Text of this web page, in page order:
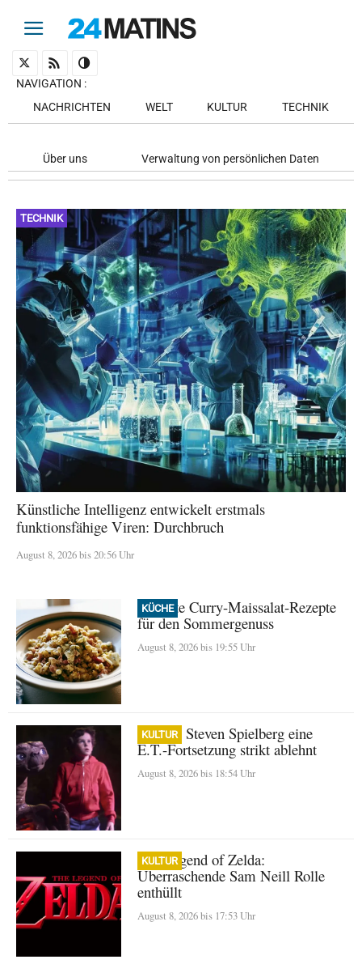
NAVIGATION :
NACHRICHTEN
WELT KULTUR TECHNIK
Über uns Verwaltung von persönlichen Daten
TECHNIK
Künstliche Intelligenz entwickelt erstmals
funktionsfähige Viren: Durchbruch
August 8, 2026 bis 20:56 Uhr
KÜCHE
Perfekte Curry-Maissalat-Rezepte
für den Sommergenuss
August 8, 2026 bis 19:55 Uhr
KULTUR
Warum Steven Spielberg eine
E.T.-Fortsetzung strikt ablehnt
August 8, 2026 bis 18:54 Uhr
KULTUR
The Legend of Zelda:
Überraschende Sam Neill Rolle
enthüllt
August 8, 2026 bis 17:53 Uhr